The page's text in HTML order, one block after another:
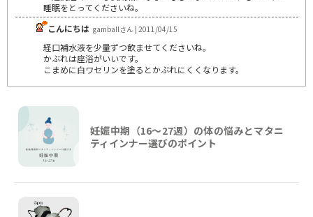
睡眠をとってくださいね。
こんにちは gamballさん | 2011/04/15
経口補水液を少量ずつ飲ませてくださいね。
かぶれは座浴がいいです。
こまめに白ワセリンを塗るとかぶれにくくなります。
妊娠中期（16〜27週）の体の悩みとマタニ
ティインナー選びのポイント